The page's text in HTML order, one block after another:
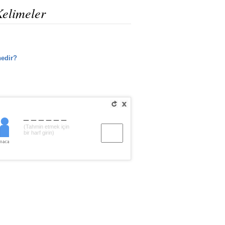
(Tahmin etmek için
bir harf girin)